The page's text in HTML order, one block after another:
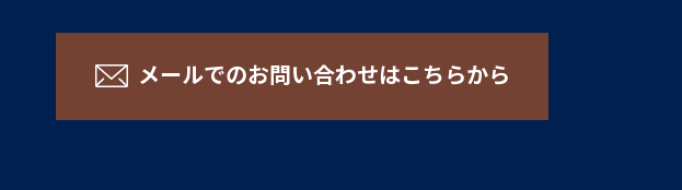
メールでのお問い合わせはこちらから